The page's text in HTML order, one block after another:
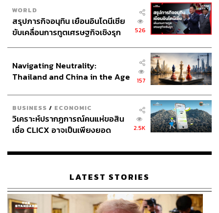
WORLD
สรุปภารกิจอนุทิน เยือนอินโดนีเซีย
ขับเคลื่อนการทูตเศรษฐกิจเชิงรุก
526
Navigating Neutrality:
Thailand and China in the Age
157
BUSINESS / ECONOMIC
วิเคราะห์ปรากฏการณ์คนแห่ขอสิน
เชื่อ CLICX อาจเป็นเพียงยอด
เรือนไทยที่ถูกซุกไว้
2.5K
LATEST STORIES